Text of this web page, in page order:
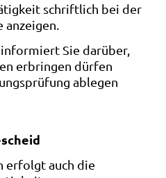
schriftlich bei der
Sie darüber,
erbringen dürfen
ablegen
erfolgt auch die